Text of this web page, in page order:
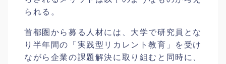
られる。
首都圏から募る人材には、大学で研究員とな
り半年間の「実践型リカレント教育」を受け
ながら企業の課題解決に取り組むと同時に、